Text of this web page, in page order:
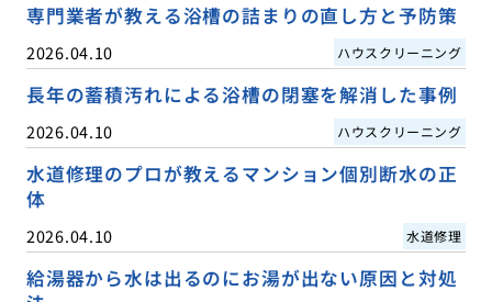
専門業者が教える浴槽の詰まりの直し方と予防策
2026.04.10 ハウスクリーニング
長年の蓄積汚れによる浴槽の閉塞を解消した事例
2026.04.10 ハウスクリーニング
水道修理のプロが教えるマンション個別断水の正
体
2026.04.10 水道修理
給湯器から水は出るのにお湯が出ない原因と対処